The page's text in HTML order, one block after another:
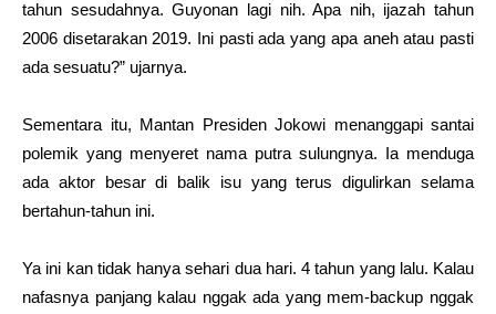
tahun sesudahnya. Guyonan lagi nih. Apa nih, ijazah tahun
2006 disetarakan 2019. Ini pasti ada yang apa aneh atau pasti
ada sesuatu?” ujarnya.
Sementara itu, Mantan Presiden Jokowi menanggapi santai
polemik yang menyeret nama putra sulungnya. Ia menduga
ada aktor besar di balik isu yang terus digulirkan selama
bertahun-tahun ini.
Ya ini kan tidak hanya sehari dua hari. 4 tahun yang lalu. Kalau
nafasnya panjang kalau nggak ada yang mem-backup nggak